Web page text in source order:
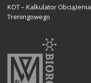
KOT – Kalkulator Obciążenia
Treningowego